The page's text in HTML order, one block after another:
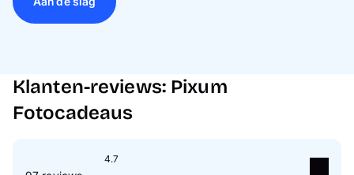
Klanten-reviews: Pixum
Fotocadeaus
4.7